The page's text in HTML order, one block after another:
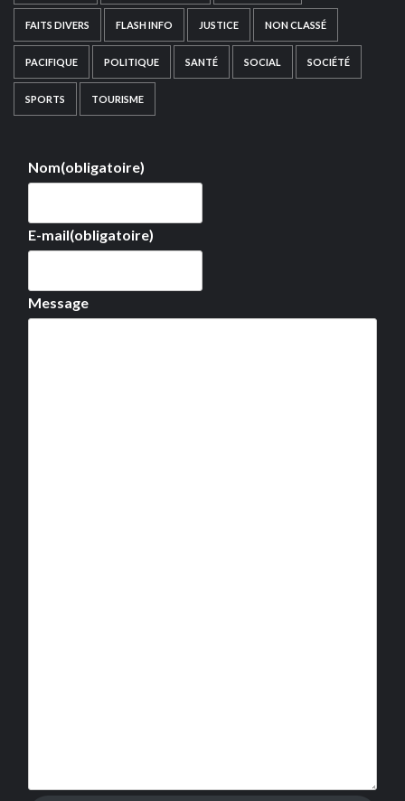
FAITS DIVERS FLASH INFO JUSTICE NON CLASSÉ
PACIFIQUE POLITIQUE SANTÉ SOCIAL SOCIÉTÉ
SPORTS TOURISME
Nom(obligatoire)
E-mail(obligatoire)
Message